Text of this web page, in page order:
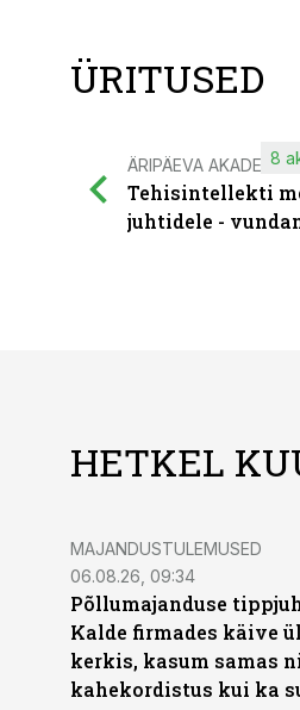
ÜRITUSED
ÄRIPÄEVA AKADEEMIA
Tehisintellekti
juhtidele -
8
HETKEL
MAJANDUSTULEMUSED
06.08.26, 09:34
Põllumajanduse
Kalde firmades käive
kerkis, kasum samas
kahekordistus kui ka